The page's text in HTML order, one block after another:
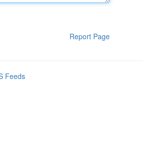
Report Page
Feeds